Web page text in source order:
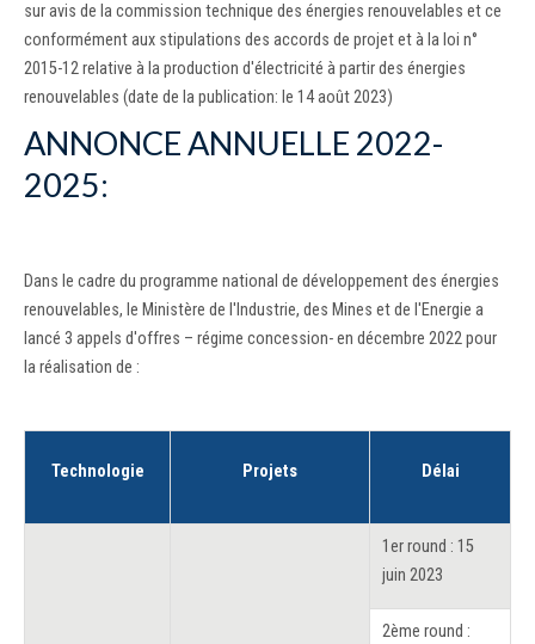
sur avis de la commission technique des énergies renouvelables et ce
conformément aux stipulations des accords de projet et à la loi n°
2015-12 relative à la production d'électricité à partir des énergies
renouvelables (date de la publication: le 14 août 2023)
ANNONCE ANNUELLE 2022-
2025:
Dans le cadre du programme national de développement des énergies
renouvelables, le Ministère de l'Industrie, des Mines et de l'Energie a
lancé 3 appels d'offres – régime concession- en décembre 2022 pour
la réalisation de :
Technologie Projets Délai
1er round : 15
juin 2023
2ème round :